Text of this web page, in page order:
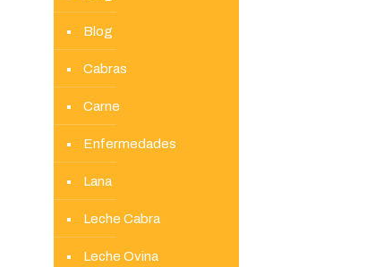
Blog
Cabras
Carne
Enfermedades
Lana
Leche Cabra
Leche Ovina